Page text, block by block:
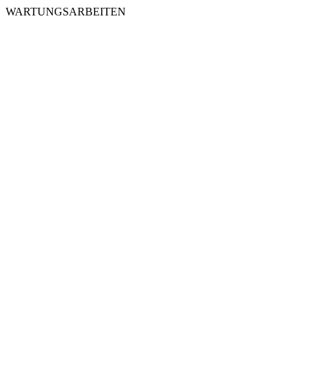
WARTUNGSARBEITEN